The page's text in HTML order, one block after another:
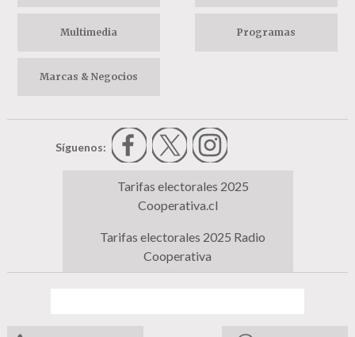
Multimedia Programas
Marcas & Negocios
Síguenos:
Tarifas electorales 2025
Cooperativa.cl
Tarifas electorales 2025 Radio
Cooperativa